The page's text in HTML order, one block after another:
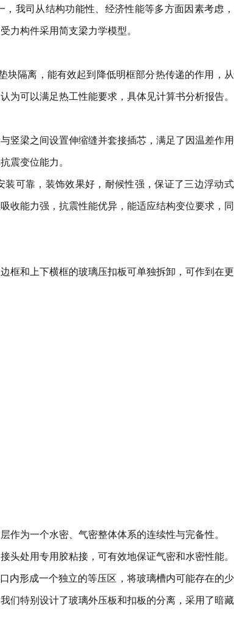
我司从结构功能性、经济性能等多方面因素考虑
力构件采用简支梁力学模型。
块隔离，能有效起到降低明框部分热传递的作用，
为可以满足热工性能要求，具体见计算书分析报告。
竖梁之间设置伸缩缝并套接插芯，满足了因温差作
震变位能力。
可靠，装饰效果好，耐候性强，保证了三边浮动
收能力强，抗震性能优异，能适应结构变位要求，
框和上下横框的玻璃压扣板可单独拆卸，可作到在
作为一个水密、气密整体体系的连续性与完备性。
头处用专用胶粘接，可有效地保证气密和水密性能
内形成一个独立的等压区，将玻璃槽内可能存在的
们特别设计了玻璃外压板和扣板的分离，采用了暗